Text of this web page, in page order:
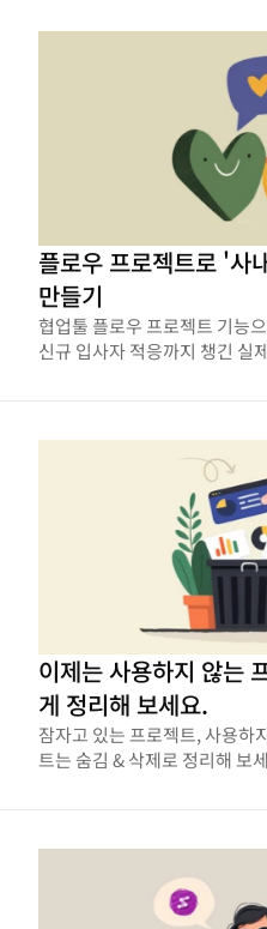
플로우 프로젝트로 '사
만들기
협업툴 플로우 프로젝트 기능
신규 입사자 적응까지 챙긴 실
이제는 사용하지 않는
게 정리해 보세요.
잠자고 있는 프로젝트, 사용하
트는 숨김 & 삭제로 정리해 보